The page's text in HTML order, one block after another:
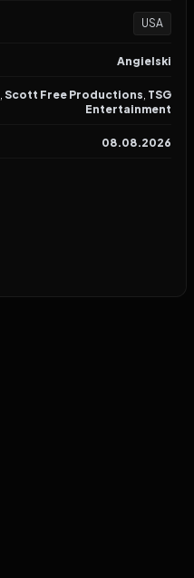
USA
Angielski
, Scott Free Productions, TSG
Entertainment
08.08.2026